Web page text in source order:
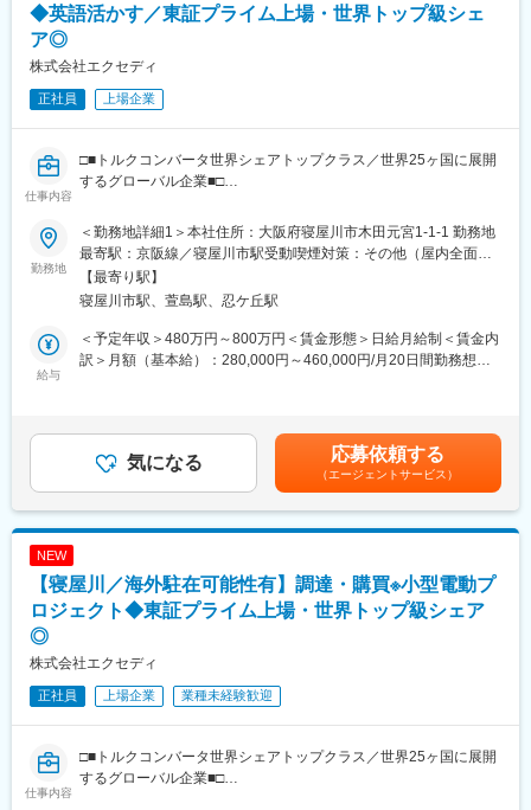
・必要に応じた技術選定・アーキテクチャ検討
当社が提供する自社WEBサービス全般を担当します。一部既存の
取引先顧客の案件をお任せする可能性もあります。また今後の新
複数案件の並行は基本的にはなく優先度の高いものから進めて頂
きます。
■組織構成：
日本側PM4名（30代後半～40代後半）とベトナム現地のPM・エ
ンジニア（合計100名以上）で開発体制を構築しています。ブリ
ッジエンジニアが別でいるため英語力は不要です。
■業務の魅力・特徴：
・ベトナム子会社のエンジニアチームと連携したグローバル開発
体制
・開発体制やプロセスの改善にも関与可能
・PM業務と開発業務を両方担うプレイングポジション
・自社プロダクトを“最後まで自分の手で触れる”環境
・プロダクト責任者（PM寄り）への展開
・複数プロダクト横断の技術・開発マネジメント
◆英語活かす／東証プライム上場・世界トップ級シェ
ア◎
株式会社エクセディ
正社員 上場企業
仕事内容
□■トルクコンバータ世界シェアトップクラス／世界25ヶ国に展開
するグローバル企業■□
■募集概要：
当社では現在、様々な新製品開発のプロジェクトが進行しており
ます。
その中でも小型電動プロジェクトでは、海外（インド）に向けた2
輪・3輪のEV向け製品に取り組んでおり、開発・量産化・市場規
模拡大に向けたプロジェクトが進行中です。
今回はインド法人での開発部門の技術者強化のため、募集をいた
します。
ディア（インド）へ在籍出向として業務に携わっていただきま
す。
◇現地スタッフの技術指導、教育
ンバータ（自動変速装置用製品）、その他建設・産業機械用製
品、二輪車用クラッチなどを世界25ヶ国にあるグループ会社含め
極的に行っております。
今まで培った技術を活かし、また、新たな新技術を取り入れ、世
勤務地
＜勤務地詳細1＞本社住所：大阪府寝屋川市木田元宮1-1-1 勤務地
最寄駅：京阪線／寝屋川市駅受動喫煙対策：その他（屋内全面禁
煙 (屋外指定喫煙所あり)）＜勤務地詳細2＞エクセディクラッチ
インディア住所：海外（インド） 受動喫煙対策：その他（現地受
ワーク含む）
【最寄り駅】
寝屋川市駅、萱島駅、忍ケ丘駅
給与
＜予定年収＞480万円～800万円＜賃金形態＞日給月給制＜賃金内
訳＞月額（基本給）：280,000円～460,000円/月20日間勤務想定
各種手当が別途発生します。賃金はあくまでも目安の金額であ
り、選考を通じて上下する可能性があります。月給(月額)は固定手
気になる 応募依頼する
（エージェントサービス）
NEW
【寝屋川／海外駐在可能性有】調達・購買※小型電動プ
ロジェクト◆東証プライム上場・世界トップ級シェア
◎
株式会社エクセディ
正社員 上場企業 業種未経験歓迎
仕事内容
□■トルクコンバータ世界シェアトップクラス／世界25ヶ国に展開
するグローバル企業■□